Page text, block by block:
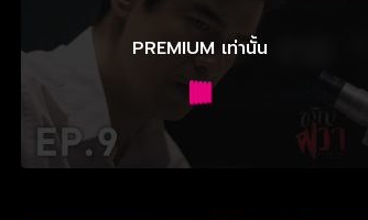
PREMIUM เท่านั้น